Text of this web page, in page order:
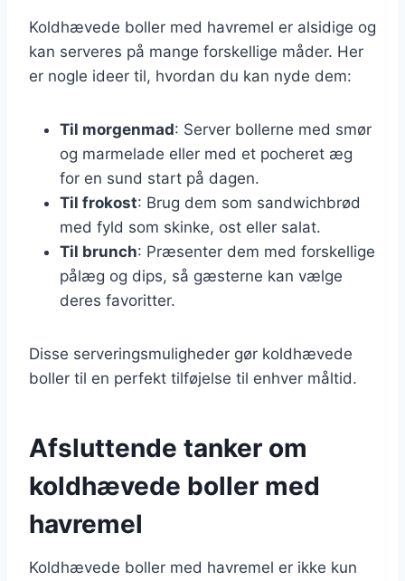
Koldhævede boller med havremel er alsidige og
kan serveres på mange forskellige måder. Her
er nogle ideer til, hvordan du kan nyde dem:
Til morgenmad: Server bollerne med smør
og marmelade eller med et pocheret æg
for en sund start på dagen.
Til frokost: Brug dem som sandwichbrød
med fyld som skinke, ost eller salat.
Til brunch: Præsenter dem med forskellige
pålæg og dips, så gæsterne kan vælge
deres favoritter.
Disse serveringsmuligheder gør koldhævede
boller til en perfekt tilføjelse til enhver måltid.
Afsluttende tanker om
koldhævede boller med
havremel
Koldhævede boller med havremel er ikke kun